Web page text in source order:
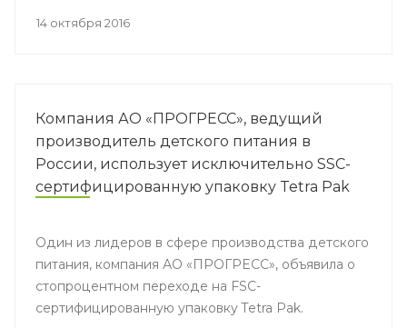
14 октября 2016
Компания АО «ПРОГРЕСС», ведущий
производитель детского питания в
России, использует исключительно SSC-
сертифицированную упаковку Tetra Pak
Один из лидеров в сфере производства детского
питания, компания АО «ПРОГРЕСС», объявила о
стопроцентном переходе на FSC-
сертифицированную упаковку Tetra Pak.